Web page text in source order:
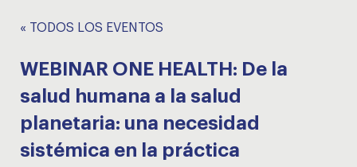
« TODOS LOS EVENTOS
WEBINAR ONE HEALTH: De la
salud humana a la salud
planetaria: una necesidad
sistémica en la práctica